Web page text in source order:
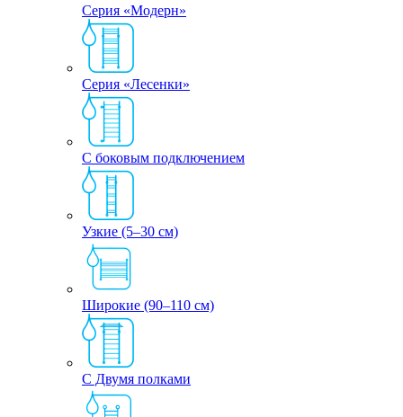
Серия «Модерн»
Серия «Лесенки»
С боковым подключением
Узкие (5–30 см)
Широкие (90–110 см)
С Двумя полками